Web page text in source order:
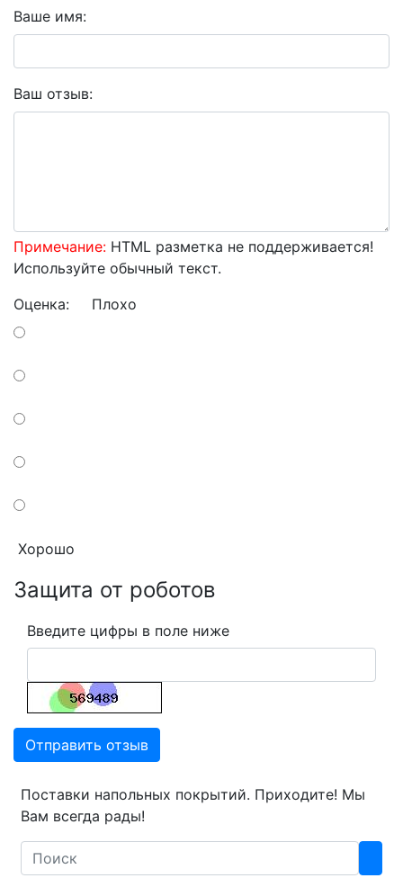
Ваше имя:
Ваш отзыв:
Примечание: HTML разметка не поддерживается!
Используйте обычный текст.
Оценка: Плохо
Хорошо
Защита от роботов
Введите цифры в поле ниже
Отправить отзыв
Поставки напольных покрытий. Приходите! Мы
Вам всегда рады!
Search